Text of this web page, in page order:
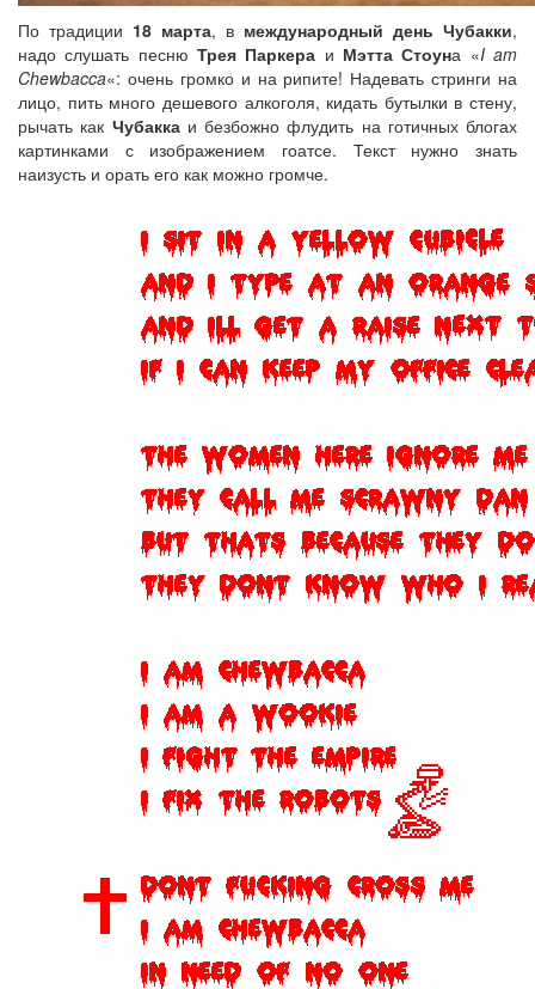
По традиции 18 марта, в международный день Чубакки,
надо слушать песню Трея Паркера и Мэтта Стоуна «I am
Chewbacca«: очень громко и на рипите! Надевать стринги на
лицо, пить много дешевого алкоголя, кидать бутылки в стену,
рычать как Чубаккаи безбожно флудить на готичных блогах
картинками с изображением гоатсе. Текст нужно знать
наизусть и орать его как можно громче.